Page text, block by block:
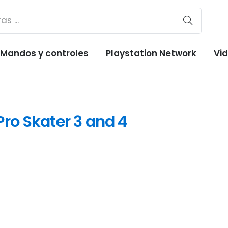
Mandos y controles Playstation Network
Skater 3 and 4